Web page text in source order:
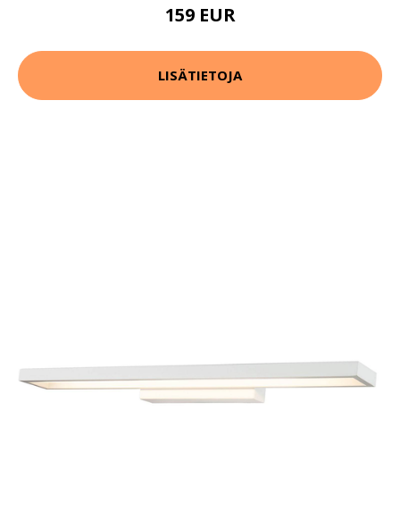
159 EUR
LISÄTIETOJA